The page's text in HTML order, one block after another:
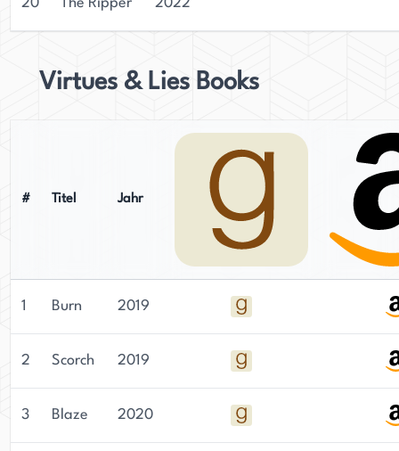
20 The Ripper 2022
Virtues & Lies Books
# Titel Jahr
1 Burn 2019
2 Scorch 2019
3 Blaze 2020